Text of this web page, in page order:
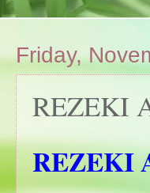
Friday,
REZEKI
REZEKI